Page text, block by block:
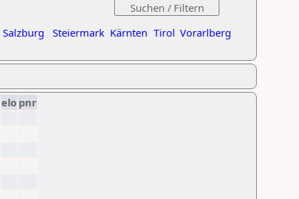
Salzburg Steiermark Kärnten Tirol Vorarlberg
elo pnr